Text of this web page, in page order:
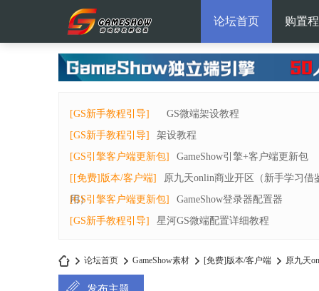
论坛首页 购置
[GS新手教程引导]
GS微端架设教程
[GS新手教程引导]
架设教程
[GS引擎客户端更新包]
GameShow引擎+客户端更新包
[[免费]版本/客户端]
原九天onlin商业开区（新手学习借
用）
[GS引擎客户端更新包]
GameShow登录器配置器
[GS新手教程引导]
星河GS微端配置详细教程
论坛首页 GameShow素材 [免费]版本/客户端 原九天